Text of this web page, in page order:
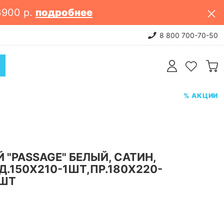
р. подробнее
НОВИНКИ: постельное
8 800 700-70-50
% АКЦИИ
БЕЛЫЙ, САТИН,
1ШТ,ПР.180Х220-